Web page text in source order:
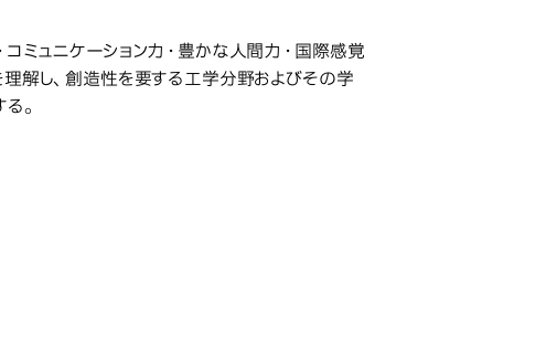
ミュニケーション力・豊かな人間力・国際感覚
解し、創造性を要する工学分野およびその学
。